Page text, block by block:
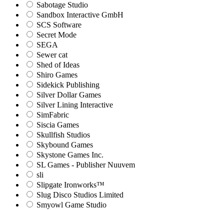
Sabotage Studio
Sandbox Interactive GmbH
SCS Software
Secret Mode
SEGA
Sewer cat
Shed of Ideas
Shiro Games
Sidekick Publishing
Silver Dollar Games
Silver Lining Interactive
SimFabric
Siscia Games
Skullfish Studios
Skybound Games
Skystone Games Inc.
SL Games - Publisher Nuuvem
sli
Slipgate Ironworks™
Slug Disco Studios Limited
Smyowl Game Studio